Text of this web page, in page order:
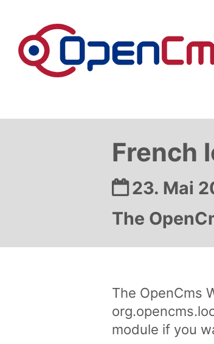
French
Datum:
23. Mai
The
The OpenCms
module if you